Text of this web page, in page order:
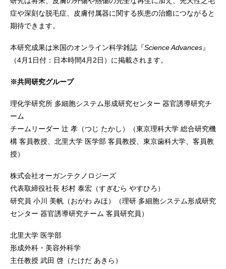
症や深刻な脱毛症、皮膚付属器に関する疾患の治癒につながると
期待できます。
本研究成果は米国のオンライン科学雑誌『Science Advances』
（4月1日付：日本時間4月2日）に掲載されます。
※共同研究グループ
理化学研究所 多細胞システム形成研究センター 器官誘導研究チ
ーム
チームリーダー 辻 孝（つじ たかし）（東京理科大学 総合研究機
構 客員教授、北里大学 医学部 客員教授、東京歯科大学、客員教
授）
株式会社オーガンテクノロジーズ
代表取締役社長 杉村 泰宏（すぎむら やすひろ）
研究員 小川 美帆（おがわ みほ）（理研 多細胞システム形成研究
センター 器官誘導研究チーム 客員研究員）
北里大学 医学部
形成外科・美容外科学
主任教授 武田 啓（たけだ あきら）